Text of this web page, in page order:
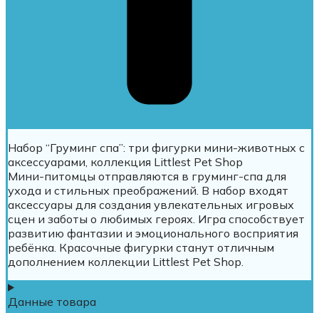
Набор “Груминг спа”: три фигурки мини-животных с
аксессуарами, коллекция Littlest Pet Shop
Мини-питомцы отправляются в груминг-спа для
ухода и стильных преображений. В набор входят
аксессуары для создания увлекательных игровых
сцен и заботы о любимых героях. Игра способствует
развитию фантазии и эмоционального восприятия
ребёнка. Красочные фигурки станут отличным
дополнением коллекции Littlest Pet Shop.
Данные товара